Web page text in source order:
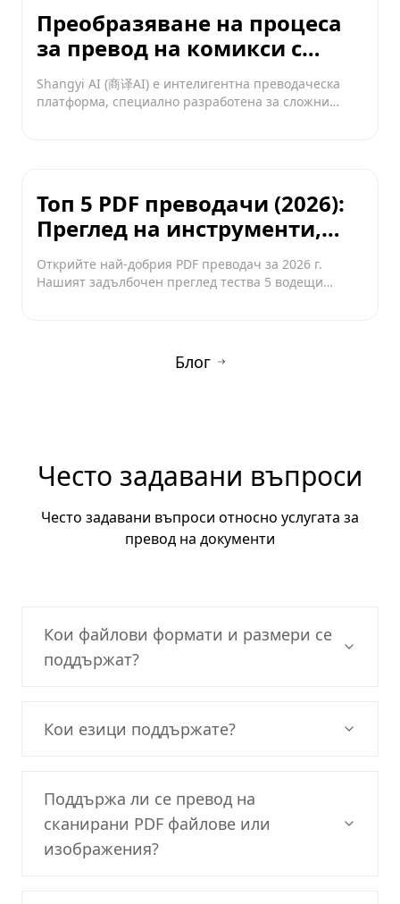
Преобразяване на процеса
за превод на комикси с
прецизно възпроизвеждане
на оформлението и стила
Shangyi AI (商译AI) е интелигентна преводаческа
платформа, специално разработена за сложни
Топ 5 PDF преводачи (2026):
Преглед на инструменти,
които запазват
форматирането
Открийте най-добрия PDF преводач за 2026 г.
Нашият задълбочен преглед тества 5 водещи
Блог
Често задавани въпроси
Често задавани въпроси относно услугата за
превод на документи
Кои файлови формати и размери се
поддържат?
Кои езици поддържате?
Поддържа ли се превод на
сканирани PDF файлове или
изображения?